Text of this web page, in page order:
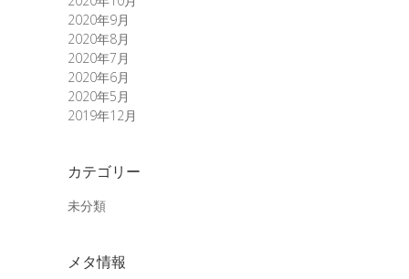
2020年9月
2020年8月
2020年7月
2020年6月
2020年5月
2019年12月
カテゴリー
未分類
メタ情報